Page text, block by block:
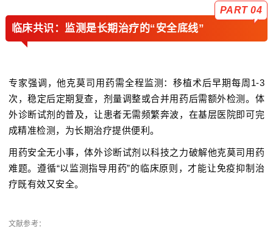
PART 04
临床共识：监测是长期治疗的“安全底线”
专家强调，他克莫司用药需全程监测：移植术后早期每周1-3
次，稳定后定期复查，剂量调整或合并用药后需额外检测。体
外诊断试剂的普及，让患者无需频繁奔波，在基层医院即可完
成精准检测，为长期治疗提供便利。
用药安全无小事，体外诊断试剂以科技之力破解他克莫司用药
难题。遵循“以监测指导用药”的临床原则，才能让免疫抑制治
疗既有效又安全。
文献参考：